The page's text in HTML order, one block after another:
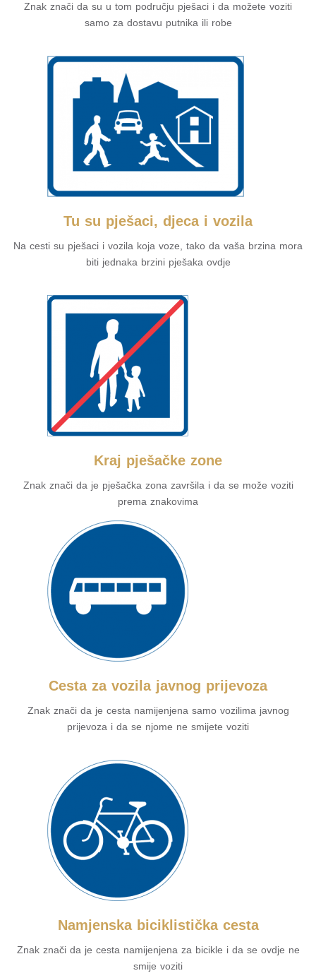
Znak znači da su u tom području pješaci i da možete voziti
samo za dostavu putnika ili robe
Tu su pješaci, djeca i vozila
Na cesti su pješaci i vozila koja voze, tako da vaša brzina mora
biti jednaka brzini pješaka ovdje
Kraj pješačke zone
Znak znači da je pješačka zona završila i da se može voziti
prema znakovima
Cesta za vozila javnog prijevoza
Znak znači da je cesta namijenjena samo vozilima javnog
prijevoza i da se njome ne smijete voziti
Namjenska biciklistička cesta
Znak znači da je cesta namijenjena za bicikle i da se ovdje ne
smije voziti